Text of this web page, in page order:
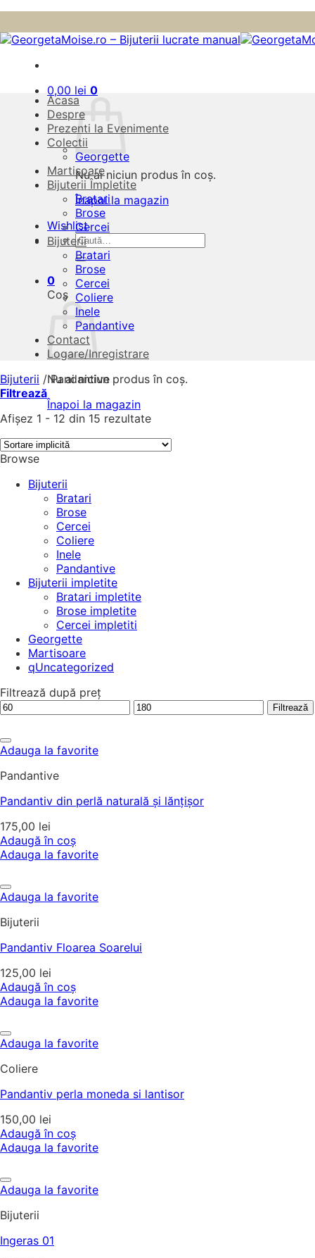
to
content
0,00 lei 0
Nu ai niciun produs în coș.
Înapoi la magazin
Wishlist
Caută
după:
0
Coș
Nu ai niciun produs în coș.
Înapoi la magazin
Acasa
Despre
Prezenti la Evenimente
Colectii
Georgette
Martisoare
Bijuterii Împletite
Bratari
Brose
Cercei
Bijuterii
Bratari
Brose
Cercei
Coliere
Inele
Pandantive
Contact
Logare/Inregistrare
Bijuterii /Pandantive
Filtrează
Afișez 1 - 12 din 15 rezultate
Browse
Bijuterii
Bratari
Brose
Cercei
Coliere
Inele
Pandantive
Bijuterii impletite
Bratari impletite
Brose impletite
Cercei impletiti
Georgette
Martisoare
qUncategorized
Filtrează după preț
Preț
Preț
Filtrează
Adauga la favorite
Pandantive
Pandantiv din perlă naturală și lănțișor
175,00 lei
Adaugă în coș
Adauga la favorite
Adauga la favorite
Bijuterii
Pandantiv Floarea Soarelui
125,00 lei
Adaugă în coș
Adauga la favorite
Adauga la favorite
Coliere
Pandantiv perla moneda si lantisor
150,00 lei
Adaugă în coș
Adauga la favorite
Adauga la favorite
Bijuterii
Ingeras 01